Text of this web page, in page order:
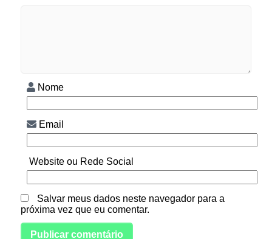
Nome
Email
Website ou Rede Social
Salvar meus dados neste navegador para a
próxima vez que eu comentar.